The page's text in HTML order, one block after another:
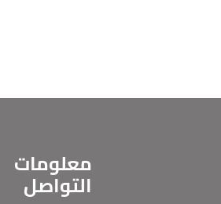
معلومات
التواصل